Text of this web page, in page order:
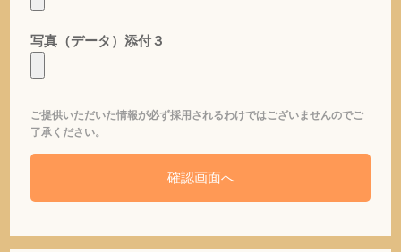
写真（データ）添付３
ご提供いただいた情報が必ず採用されるわけではございませんのでご
了承ください。